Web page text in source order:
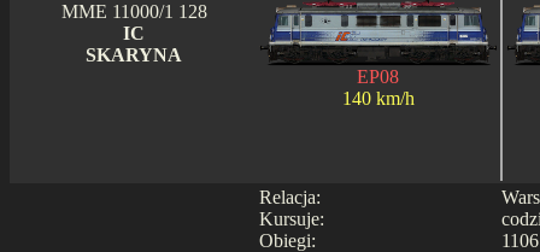
MME 11000/1 128
IC
SKARYNA
EP08
140 km/h
Relacja:
Kursuje:
Obiegi: